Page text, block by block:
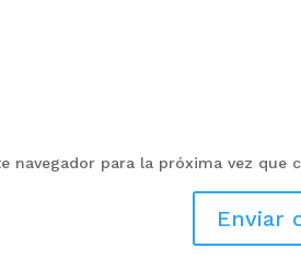
navegador para la próxima vez que